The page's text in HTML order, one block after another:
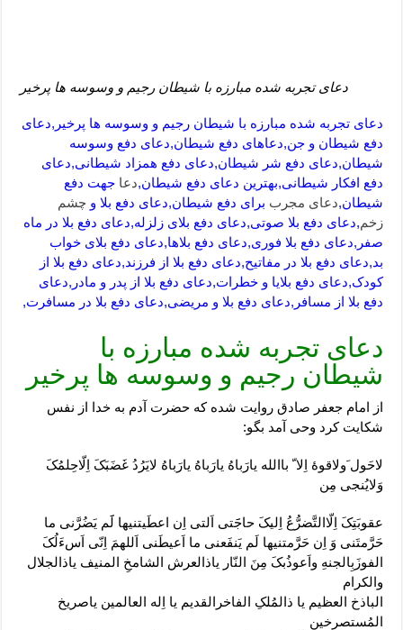
دعای تجربه شده مبارزه با شیطان رجیم و وسوسه ها پرخیر
دعای تجربه شده مبارزه با شیطان رجیم و وسوسه ها پرخیر,دعای
دفع شیطان و جن,دعاهای دفع شیطان,دعای دفع وسوسه
شیطان,دعای دفع شر شیطان,دعای دفع همزاد شیطانی,دعای
دفع افکار شیطانی,بهترین دعای دفع شیطان,دعا جهت دفع
شیطان,دعای مجرب برای دفع شیطان,دعای دفع بلا و چشم
زخم,دعای دفع بلا صوتی,دعای دفع بلای زلزله,دعای دفع بلا در ماه
صفر,دعای دفع بلا فوری,دعای دفع بلاها,دعای دفع بلای خواب
بد,دعای دفع بلا در مفاتیح,دعای دفع بلا از فرزند,دعای دفع بلا از
کودک,دعای دفع بلایا و خطرات,دعای دفع بلا از پدر و مادر,دعای
دفع بلا از مسافر,دعای دفع بلا و مریضی,دعای دفع بلا در مسافرت,
دعای تجربه شده مبارزه با
شیطان رجیم و وسوسه ها پرخیر
از امام جعفر صادق روایت شده که حضرت آدم به خدا از نفس
شکایت کرد وحی آمد بگو:
لاحَول َولاقوۀ اِلا ّ باالله یارَباهُ یارَباهُ یارَباهُ لایَرُدُ غَضَبَکَ اِلّاحِلمُکَ
وَلایُنجی مِن
عقوبَتِکَ اِلّاالتَّضرُّعُ اِلیکَ حاجََتی اَلتی اِن اعطَیتنیها لََم یَضُرَّنی ما
حَرَّمتَنی وَ اِن حَرَّمتنیها لَم یَنفَعنی ما اَعیطَنی اَللهمَ اِنّی اَسءَلُکَ
الفوزَبِالجنهِ واَعوذُبکَ مِنَ النّار یاذالعرش الشامخِ المنیف یاذالجلال
والکرام
الباذخ العظیم یا ذالمُلکِ الفاخرالقدیم یا اِله العالمین یاصریخ
المُستصرِخین